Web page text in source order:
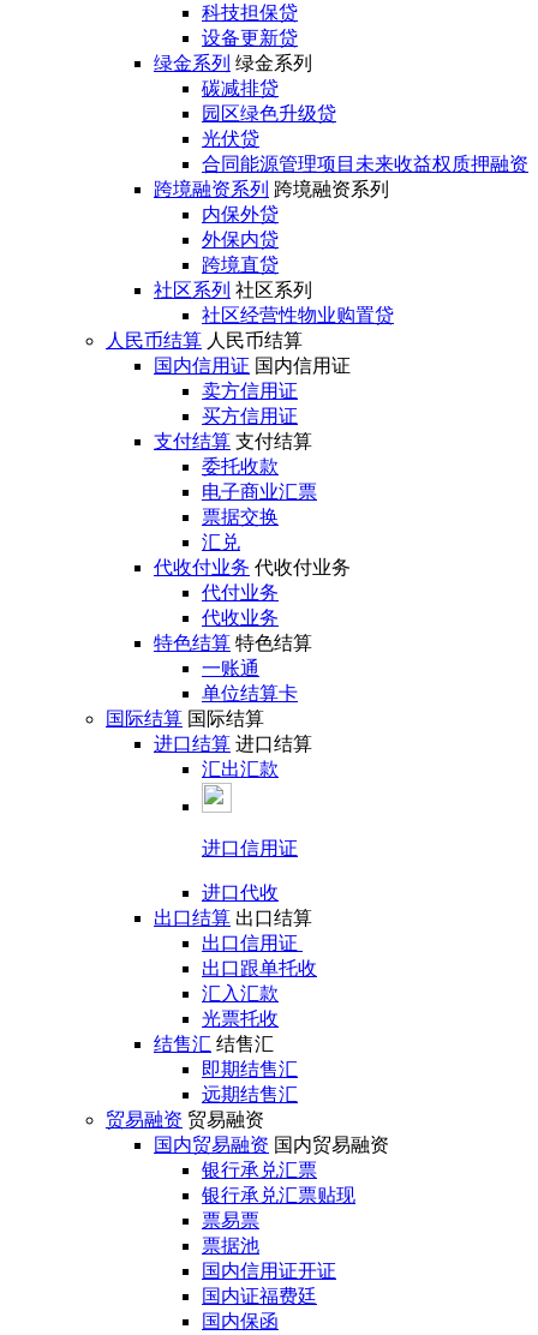
科技担保贷
设备更新贷
绿金系列 绿金系列
碳减排贷
园区绿色升级贷
光伏贷
合同能源管理项目未来收益权质押融资
跨境融资系列 跨境融资系列
内保外贷
外保内贷
跨境直贷
社区系列 社区系列
社区经营性物业购置贷
人民币结算 人民币结算
国内信用证 国内信用证
卖方信用证
买方信用证
支付结算 支付结算
委托收款
电子商业汇票
票据交换
汇兑
代收付业务 代收付业务
代付业务
代收业务
特色结算 特色结算
一账通
单位结算卡
国际结算 国际结算
进口结算 进口结算
汇出汇款
进口信用证
进口代收
出口结算 出口结算
出口信用证
出口跟单托收
汇入汇款
光票托收
结售汇 结售汇
即期结售汇
远期结售汇
贸易融资 贸易融资
国内贸易融资 国内贸易融资
银行承兑汇票
银行承兑汇票贴现
票易票
票据池
国内信用证开证
国内证福费廷
国内保函